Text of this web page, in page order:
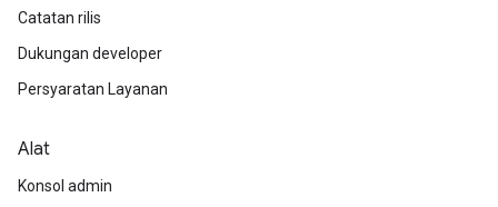
Catatan rilis
Dukungan developer
Persyaratan Layanan
Alat
Konsol admin